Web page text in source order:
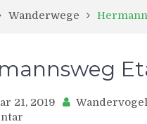
Wanderwege
21, 2019